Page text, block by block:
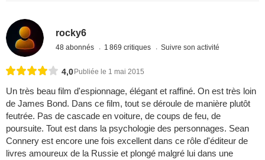
rocky6
48 abonnés 1 869 critiques Suivre son activité
4,0 Publiée le 1 mai 2015
Un très beau film d'espionnage, élégant et raffiné. On est très loin
de James Bond. Dans ce film, tout se déroule de manière plutôt
feutrée. Pas de cascade en voiture, de coups de feu, de
poursuite. Tout est dans la psychologie des personnages. Sean
Connery est encore une fois excellent dans ce rôle d'éditeur de
livres amoureux de la Russie et plongé malgré lui dans une